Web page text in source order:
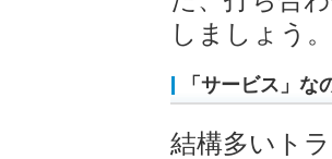
しましょう。
「サービス」
結構多いト